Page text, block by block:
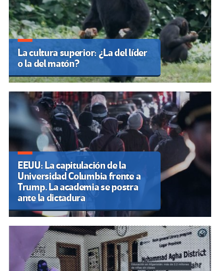
La cultura superior: ¿La del líder
o la del matón?
EEUU: La capitulación de la
Universidad Columbia frente a
Trump. La academia se postra
ante la dictadura